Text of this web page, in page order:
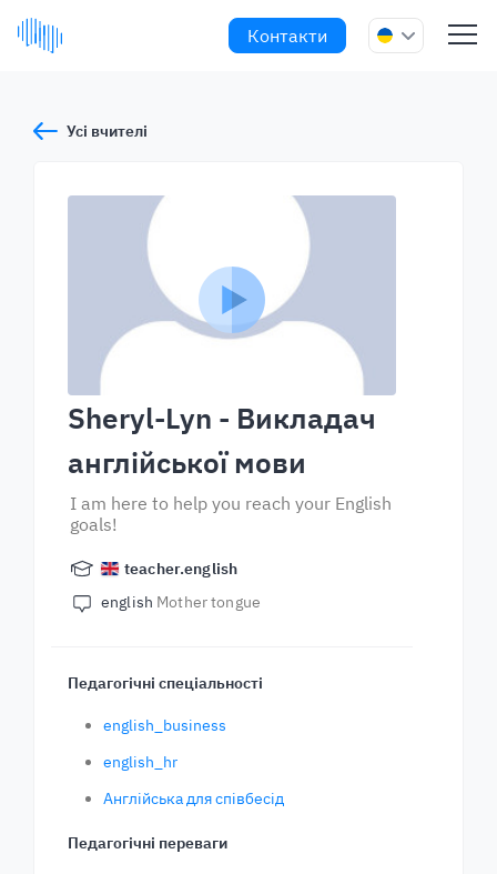
Контакти
Усі вчителі
Sheryl-Lyn - Викладач
англійської мови
I am here to help you reach your English
goals!
teacher.english
english Mother tongue
Педагогічні спеціальності
english_business
english_hr
Англійська для співбесід
Педагогічні переваги